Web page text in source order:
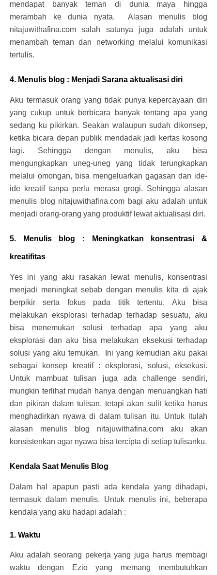
mendapat banyak teman di dunia maya hingga
merambah ke dunia nyata. Alasan menulis blog
nitajuwithafina.com salah satunya juga adalah untuk
menambah teman dan networking melalui komunikasi
tertulis.
4. Menulis blog : Menjadi Sarana aktualisasi diri
Aku termasuk orang yang tidak punya kepercayaan diri
yang cukup untuk berbicara banyak tentang apa yang
sedang ku pikirkan. Seakan walaupun sudah dikonsep,
ketika bicara depan publik mendadak jadi kertas kosong
lagi. Sehingga dengan menulis, aku bisa
mengungkapkan uneg-uneg yang tidak terungkapkan
melalui omongan, bisa mengeluarkan gagasan dan ide-
ide kreatif tanpa perlu merasa grogi. Sehingga alasan
menulis blog nitajuwithafina.com bagi aku adalah untuk
menjadi orang-orang yang produktif lewat aktualisasi diri.
5. Menulis blog : Meningkatkan konsentrasi &
kreatifitas
Yes ini yang aku rasakan lewat menulis, konsentrasi
menjadi meningkat sebab dengan menulis kita di ajak
berpikir serta fokus pada titik tertentu. Aku bisa
melakukan eksplorasi terhadap terhadap sesuatu, aku
bisa menemukan solusi terhadap apa yang aku
eksplorasi dan aku bisa melakukan eksekusi terhadap
solusi yang aku temukan. Ini yang kemudian aku pakai
sebagai konsep kreatif : eksplorasi, solusi, eksekusi.
Untuk mambuat tulisan juga ada challenge sendiri,
mungkin terlihat mudah hanya dengan menuangkan hati
dan pikiran dalam tulisan, tetapi akan sulit ketika harus
menghadirkan nyawa di dalam tulisan itu. Untuk itulah
alasan menulis blog nitajuwithafina.com aku akan
konsistenkan agar nyawa bisa tercipta di setiap tulisanku.
Kendala Saat Menulis Blog
Dalam hal apapun pasti ada kendala yang dihadapi,
termasuk dalam menulis. Untuk menulis ini, beberapa
kendala yang aku hadapi adalah :
1. Waktu
Aku adalah seorang pekerja yang juga harus membagi
waktu dengan Ezio yang memang membutuhkan